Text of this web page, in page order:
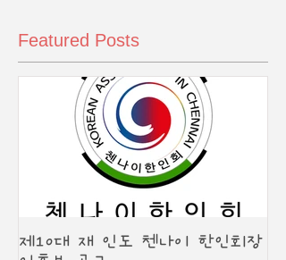
Featured Posts
제10대 재 인도 첸나이 한인회장